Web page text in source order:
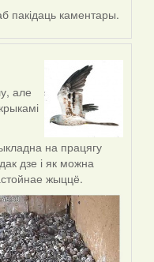
пакідаць каментары.
але
на працягу
дзе і як можна
жыццё.